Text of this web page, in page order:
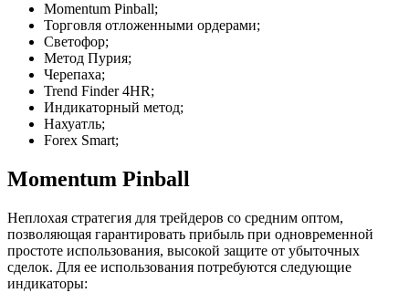
Momentum Pinball;
Торговля отложенными ордерами;
Светофор;
Метод Пурия;
Черепаха;
Trend Finder 4HR;
Индикаторный метод;
Нахуатль;
Forex Smart;
Momentum Pinball
Неплохая стратегия для трейдеров со средним оптом,
позволяющая гарантировать прибыль при одновременной
простоте использования, высокой защите от убыточных
сделок. Для ее использования потребуются следующие
индикаторы: